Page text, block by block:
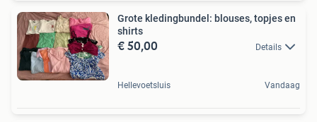
Grote kledingbundel: blouses, topjes en
shirts
€ 50,00 Details
Hellevoetsluis Vandaag